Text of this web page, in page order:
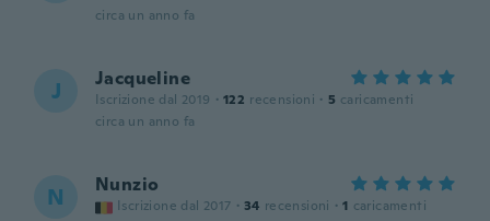
circa un anno fa
J Jacqueline
Iscrizione dal 2019 · 122 recensioni · 5 caricamenti
circa un anno fa
N Nunzio
Iscrizione dal 2017 · 34 recensioni · 1 caricamenti